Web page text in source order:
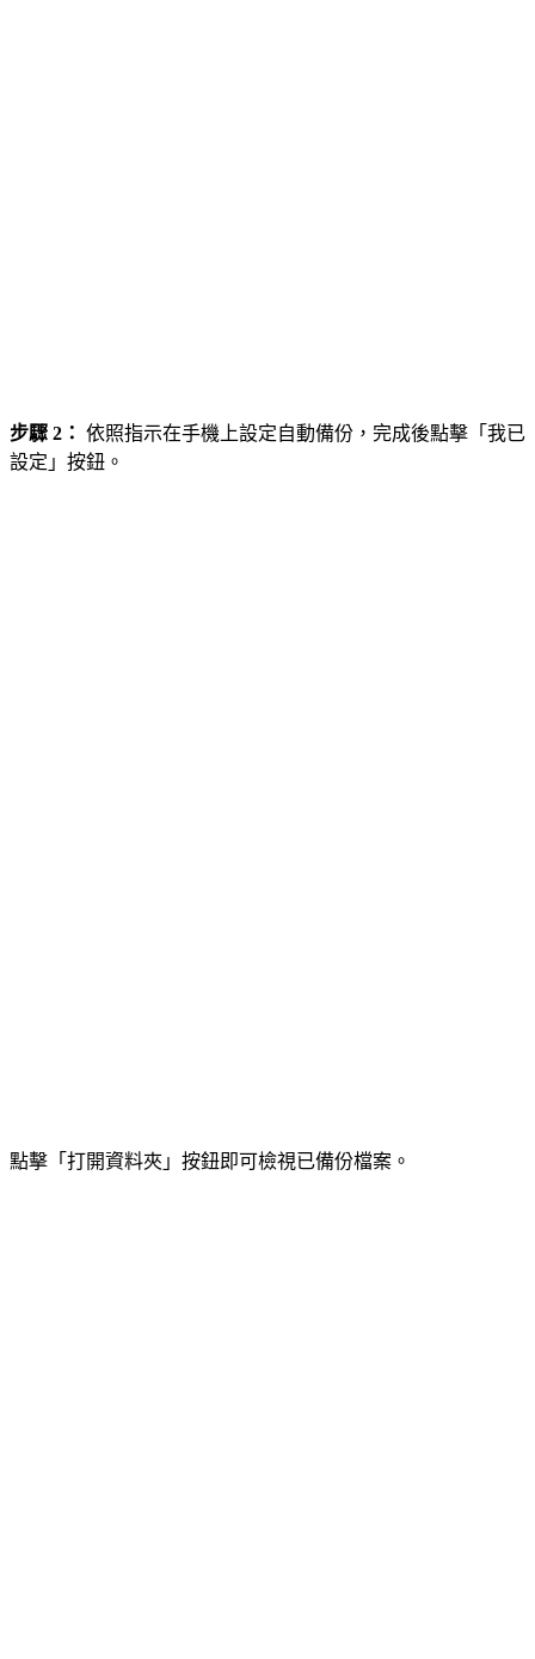
步驟 2： 依照指示在手機上設定自動備份，完成後點擊「我已
設定」按鈕。
點擊「打開資料夾」按鈕即可檢視已備份檔案。